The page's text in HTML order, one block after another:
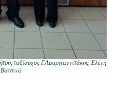
ταξίαρχος Γ.Αμαργιαννιτάκης, Ελένη
Βατσινά